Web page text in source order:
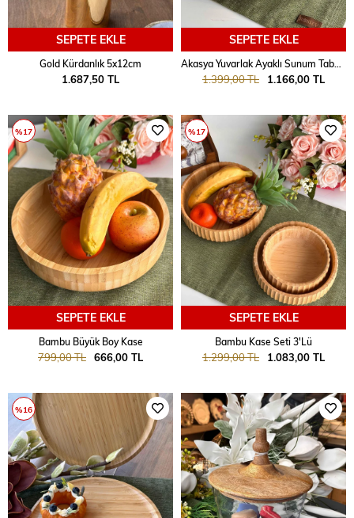
SEPETE EKLE
Gold Kürdanlık 5x12cm
1.687,50 TL
SEPETE EKLE
1.166,00 TL
1.399,00 TL
SEPETE EKLE
Bambu Büyük Boy Kase
666,00 TL
799,00 TL
%17
SEPETE EKLE
Bambu Kase Seti 3'Lü
1.083,00 TL
1.299,00 TL
%17
%16